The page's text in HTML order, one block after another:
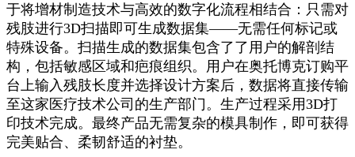
于将增材制造技术与高效的数字化流程相结合：只需对
残肢进行3D扫描即可生成数据集——无需任何标记或
特殊设备。扫描生成的数据集包含了了用户的解剖结
构，包括敏感区域和疤痕组织。用户在奥托博克订购平
台上输入残肢长度并选择设计方案后，数据将直接传输
至这家医疗技术公司的生产部门。生产过程采用3D打
印技术完成。最终产品无需复杂的模具制作，即可获得
完美贴合、柔韧舒适的衬垫。